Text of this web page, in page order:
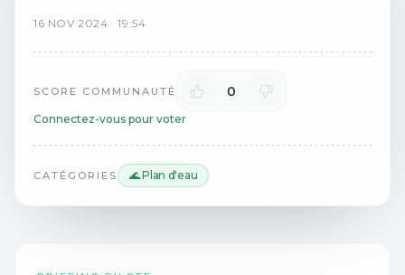
16 NOV 2024 ·19:54
SCORE COMMUNAUTÉ 0
Connectez-vous pour voter
CATÉGORIES 🌊 Plan d'eau